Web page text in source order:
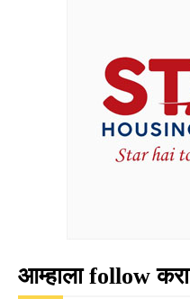
आम्हाला follow करा